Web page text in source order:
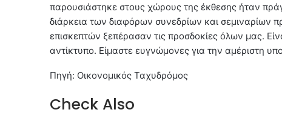
παρουσιάστηκε στους χώρους της έκθεσης ήταν
διάρκεια των διαφόρων συνεδρίων και σεμιναρίων
επισκεπτών ξεπέρασαν τις προσδοκίες όλων μας.
αντίκτυπο. Είμαστε ευγνώμονες για την αμέριστη
Πηγή: Οικονομικός Ταχυδρόμος
Check Also